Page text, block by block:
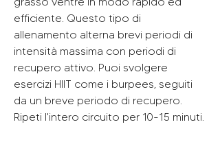
efficiente. Questo tipo di
allenamento alterna brevi periodi di
intensità massima con periodi di
recupero attivo. Puoi svolgere
esercizi HIIT come i burpees, seguiti
da un breve periodo di recupero.
Ripeti l'intero circuito per 10-15 minuti.